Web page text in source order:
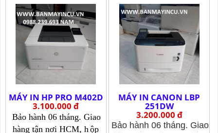
MÁY IN HP PRO M402D
3.100.000 đ
Bảo hành 06 tháng. Giao
hàng tận nơi HCM, h ộp
MÁY IN CANON LBP
251DW
3.200.000 đ
Bảo hành 06 tháng. Giao